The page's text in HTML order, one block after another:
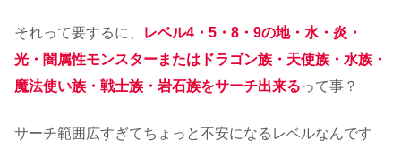
それって要するに、
レベル4・5・8・9の地・水・炎・
光・闇属性モンスターまたはドラゴン族・天使族・水族・
魔法使い族・戦士族・岩石族をサーチ出来るって事？
サーチ範囲広すぎてちょっと不安になるレベルなんです